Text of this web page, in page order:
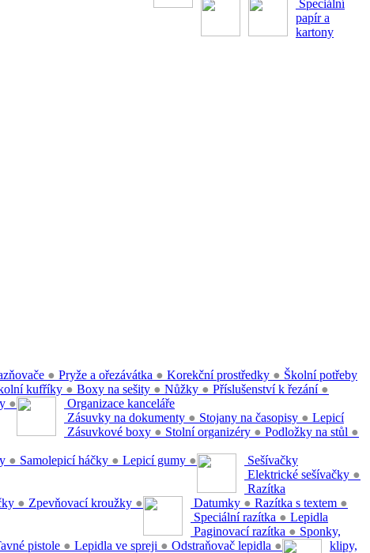
Speciální
papír a
kartony
● Pryže a ořezávátka ● Korekční prostředky ● Školní potřeby
kufříky ● Boxy na sešity ● Nůžky ● Příslušenství k řezání ●
●
Organizace kanceláře
Zásuvky na dokumenty ● Stojany na časopisy ●
Zásuvkové boxy ● Stolní organizéry ● Podložky na stůl ●
Lepicí
● Samolepicí háčky ● Lepicí gumy ●
Sešívačky
Elektrické sešívačky ●
● Zpevňovací kroužky ●
Razítka
Datumky ● Razítka s textem ●
Speciální razítka ●
Paginovací razítka ●
Lepidla
pistole ● Lepidla ve spreji ● Odstraňovač lepidla ●
Sponky,
klipy,